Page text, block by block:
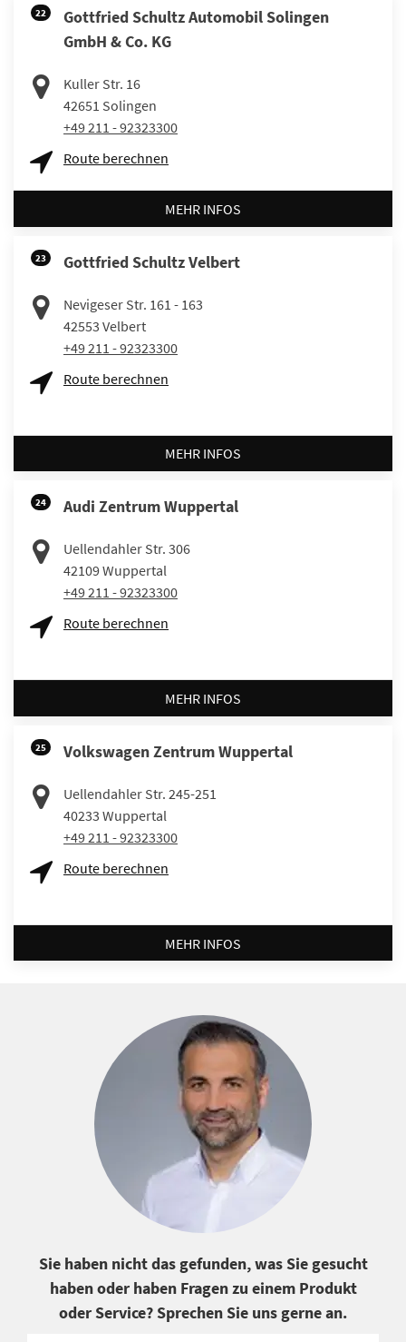
22
Gottfried Schultz Automobil Solingen
GmbH & Co. KG
Kuller Str. 16
42651 Solingen
+49 211 - 92323300
Route berechnen
MEHR INFOS
23 Gottfried Schultz Velbert
Nevigeser Str. 161 - 163
42553 Velbert
+49 211 - 92323300
Route berechnen
MEHR INFOS
24 Audi Zentrum Wuppertal
Uellendahler Str. 306
42109Wuppertal
+49 211 - 92323300
Route berechnen
MEHR INFOS
25 Volkswagen Zentrum Wuppertal
Uellendahler Str. 245-251
40233 Wuppertal
+49 211 - 92323300
Route berechnen
MEHR INFOS
Sie haben nicht das gefunden, was Sie gesucht
haben oder haben Fragen zu einem Produkt
oder Service? Sprechen Sie uns gerne an.